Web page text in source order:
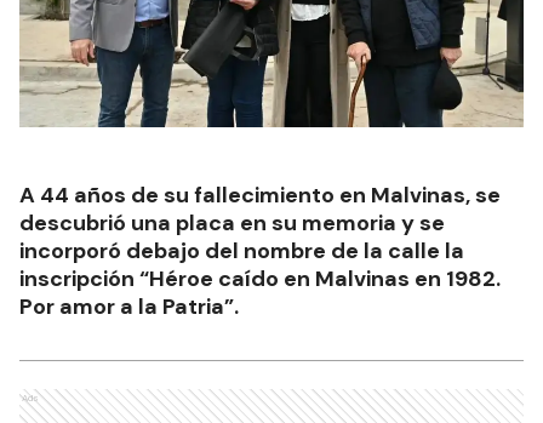
A 44 años de su fallecimiento en Malvinas, se
descubrió una placa en su memoria y se
incorporó debajo del nombre de la calle la
inscripción “Héroe caído en Malvinas en 1982.
Por amor a la Patria”.
Ads